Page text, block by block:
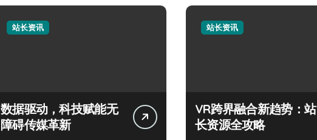
站长资讯
数据驱动，科技赋能无
障碍传媒革新
站长资讯
VR跨界融合新趋势：站
长资源全攻略